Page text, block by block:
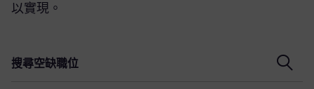
以實現。
搜尋空缺職位